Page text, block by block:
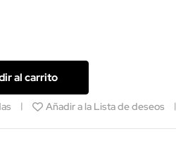
al carrito
Añadir a la Lista de deseos